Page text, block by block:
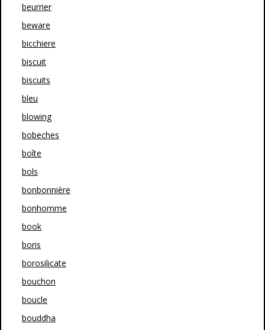
beurrier
beware
bicchiere
biscuit
biscuits
bleu
blowing
bobeches
boîte
bols
bonbonnière
bonhomme
book
boris
borosilicate
bouchon
boucle
bouddha